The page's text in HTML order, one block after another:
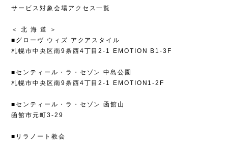
サービス対象会場アクセス一覧
＜ 北 海 道 ＞
■グローヴ ウィズ アクアスタイル
札幌市中央区南9条西4丁目2-1 EMOTION B1-3F
■センティール・ラ・セゾン 中島公園
札幌市中央区南9条西4丁目2-1 EMOTION1-2F
■センティール・ラ・セゾン 函館山
函館市元町3-29
■リラノート教会